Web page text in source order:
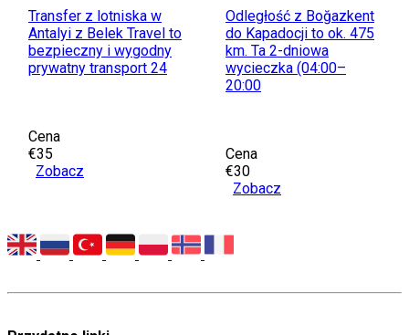
Transfer z lotniska w
Antalyi z Belek Travel to
bezpieczny i wygodny
prywatny transport 24
Cena
€35
Zobacz
Odległość z Boğazkent
do Kapadocji to ok. 475
km. Ta 2-dniowa
wycieczka (04:00–
20:00
Cena
€30
Zobacz